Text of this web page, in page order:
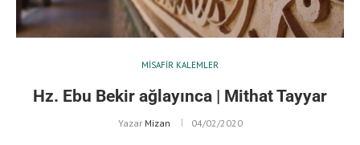
MISAFIR KALEMLER
Hz. Ebu Bekir ağlayınca | Mithat Tayyar
Yazar Mizan 04/02/2020